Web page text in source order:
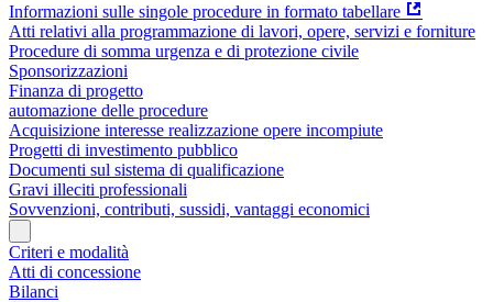
Informazioni sulle singole procedure in formato tabellare
Atti relativi alla programmazione di lavori, opere, servizi e forniture
Procedure di somma urgenza e di protezione civile
Sponsorizzazioni
Finanza di progetto
automazione delle procedure
Acquisizione interesse realizzazione opere incompiute
Progetti di investimento pubblico
Documenti sul sistema di qualificazione
Gravi illeciti professionali
Sovvenzioni, contributi, sussidi, vantaggi economici
Criteri e modalità
Atti di concessione
Bilanci